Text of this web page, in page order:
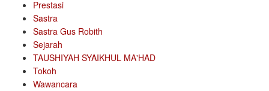
Prestasi
Sastra
Sastra Gus Robith
Sejarah
TAUSHIYAH SYAIKHUL MA'HAD
Tokoh
Wawancara